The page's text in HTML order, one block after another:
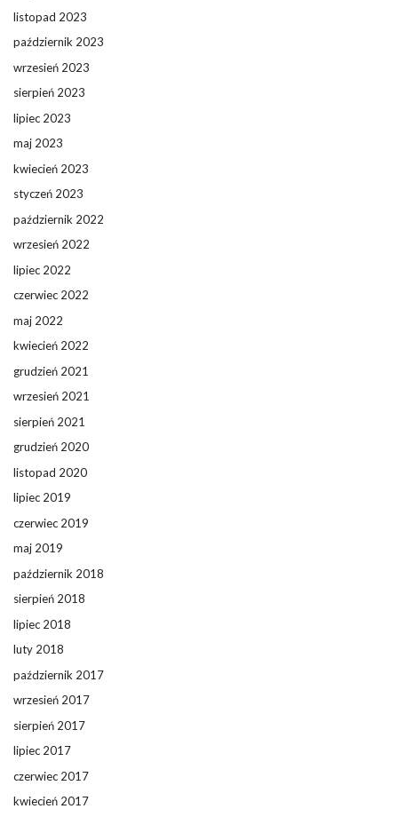
listopad 2023
październik 2023
wrzesień 2023
sierpień 2023
lipiec 2023
maj 2023
kwiecień 2023
styczeń 2023
październik 2022
wrzesień 2022
lipiec 2022
czerwiec 2022
maj 2022
kwiecień 2022
grudzień 2021
wrzesień 2021
sierpień 2021
grudzień 2020
listopad 2020
lipiec 2019
czerwiec 2019
maj 2019
październik 2018
sierpień 2018
lipiec 2018
luty 2018
październik 2017
wrzesień 2017
sierpień 2017
lipiec 2017
czerwiec 2017
kwiecień 2017